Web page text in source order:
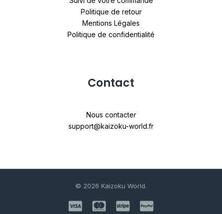
Politique de retour
Mentions Légales
Politique de confidentialité
Contact
Nous contacter
support@kaizoku-world.fr
© 2026 Kaizoku World.